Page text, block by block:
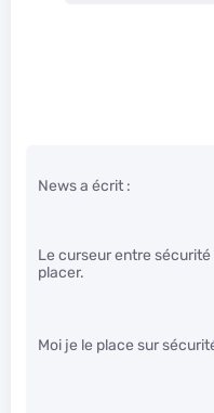
News a écrit :
Le curseur entre
placer.
Moi je le place sur